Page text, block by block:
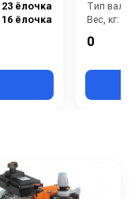
23 ёлочка
16 ёлочка
Тип вала:
Вес, кг:
Расход
0